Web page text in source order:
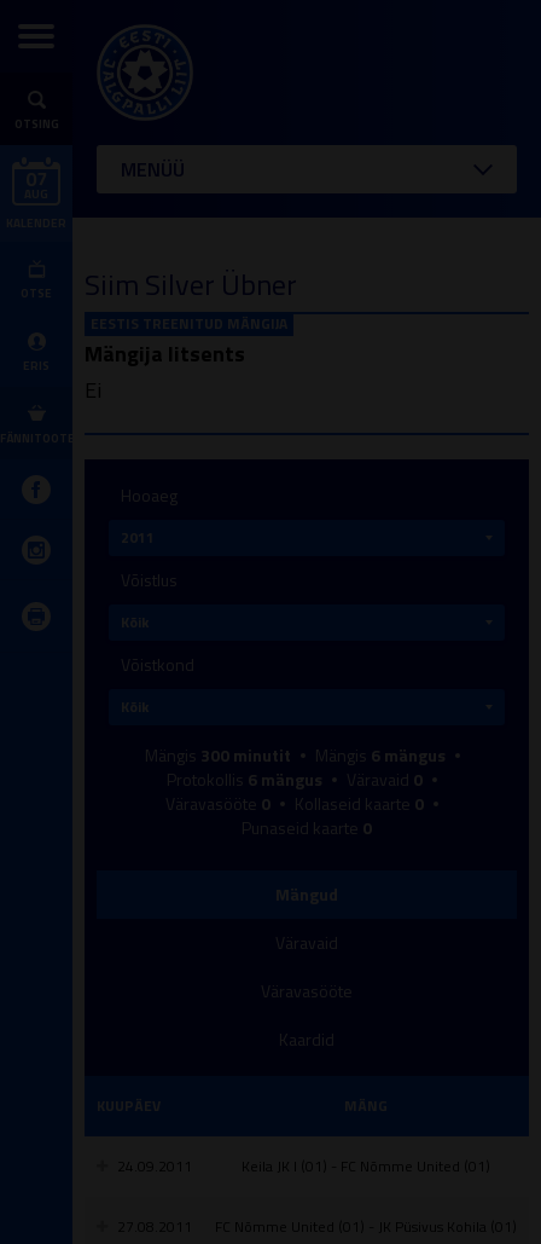
OTSING
OTSE
ERIS
FÄNNITOOTED
MENÜÜ
EESTIS TREENITUD MÄNGIJA
Siim Silver Übner
Mängija litsents
Ei
Hooaeg
Võistlus
Võistkond
Mängis 300minutit Mängis 6 mängus
Protokollis 6 mängus Väravaid 0
Väravasööte 0 Kollaseid kaarte 0
Punaseid kaarte 0
Mängud
Väravaid
Väravasööte
Kaardid
KUUPÄEV MÄNG
24.09.2011 Keila JK I (01) - FC Nõmme United (01)
FC Nõmme United (01) - JK Püsivus Kohila (01)